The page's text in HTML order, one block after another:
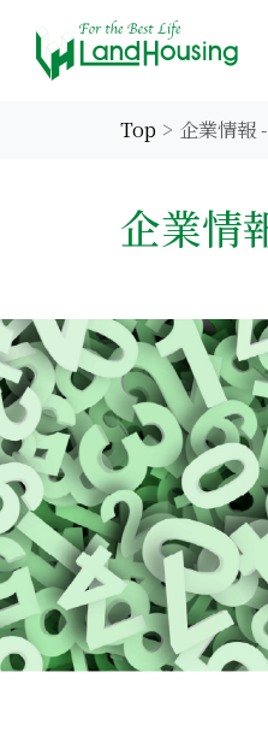
Top 企業情報
企業情